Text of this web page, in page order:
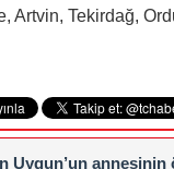
Artvin, Tekirdağ,
Uygun’un annesinin